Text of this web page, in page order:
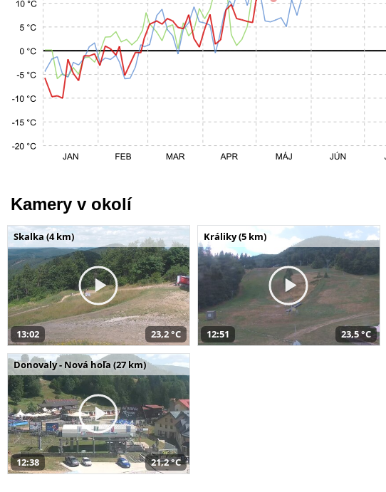
Kamery v okolí
Skalka (4 km)
13:02 23,2 °C
Králiky (5 km)
12:51 23,5 °C
Donovaly - Nová hoľa (27 km)
12:38 21,2 °C